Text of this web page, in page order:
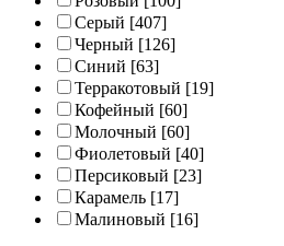
Серый [407]
Черный [126]
Синий [63]
Терракотовый [19]
Кофейный [60]
Молочный [60]
Фиолетовый [40]
Персиковый [23]
Карамель [17]
Малиновый [16]